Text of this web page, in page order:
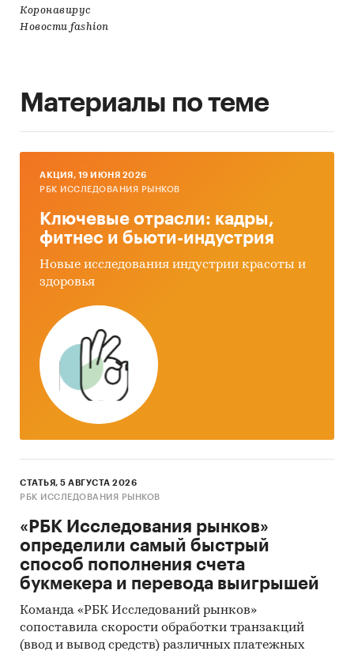
Коронавирус
Новости fashion
Материалы по теме
AКЦИЯ, 19 ИЮНЯ 2026
РБК ИССЛЕДОВАНИЯ РЫНКОВ
Ключевые отрасли: кадры,
фитнес и бьюти-индустрия
Новые исследования индустрии красоты и
здоровья
СТАТЬЯ, 5 АВГУСТА 2026
РБК ИССЛЕДОВАНИЯ РЫНКОВ
«РБК Исследования рынков»
определили самый быстрый
способ пополнения счета
букмекера и перевода выигрышей
Команда «РБК Исследований рынков»
сопоставила скорости обработки транзакций
(ввод и вывод средств) различных платежных